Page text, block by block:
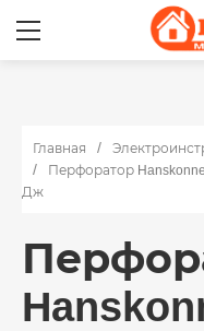
Главная
Перфоратор
Дж